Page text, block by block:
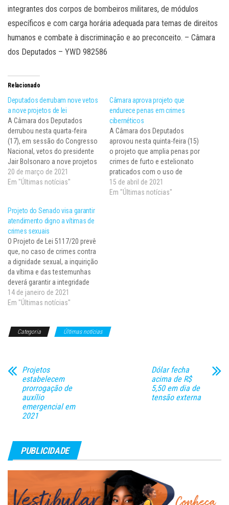
integrantes dos corpos de bombeiros militares, de módulos
específicos e com carga horária adequada para temas de direitos
humanos e combate à discriminação e ao preconceito. – Câmara
dos Deputados – YWD 982586
Relacionado
Deputados derrubam nove vetos
a nove projetos de lei
A Câmara dos Deputados
derrubou nesta quarta-feira
(17), em sessão do Congresso
Nacional, vetos do presidente
Jair Bolsonaro a nove projetos
de lei. Essa medida foi possível
após acordo entre líderes
19, as sessões estão
funcionando por etapas e os
senadores ainda…
20 de março de 2021
Em "Últimas notícias"
Câmara aprova projeto que
endurece penas em crimes
cibernéticos
A Câmara dos Deputados
aprovou nesta quinta-feira (15)
o projeto que amplia penas por
crimes de furto e estelionato
praticados com o uso de
dispositivos eletrônicos como
celulares, computadores e
15 de abril de 2021
Em "Últimas notícias"
Projeto do Senado visa garantir
atendimento digno a vítimas de
crimes sexuais
O Projeto de Lei 5117/20 prevê
que, no caso de crimes contra
a dignidade sexual, a inquirição
da vítima e das testemunhas
deverá garantir a integridade
física, psíquica e emocional do
depoente; e a não
comportamento sexual prévio
14 de janeiro de 2021
Em "Últimas notícias"
Categoria Últimas notícias
Projetos
estabelecem
prorrogação de
auxílio
emergencial em
2021
Dólar fecha
acima de R$
5,50 em dia de
tensão externa
PUBLICIDADE